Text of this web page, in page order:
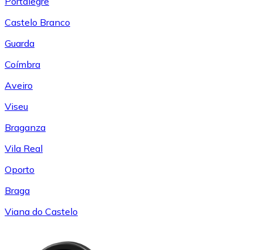
Castelo Branco
Guarda
Coímbra
Aveiro
Viseu
Braganza
Vila Real
Oporto
Braga
Viana do Castelo